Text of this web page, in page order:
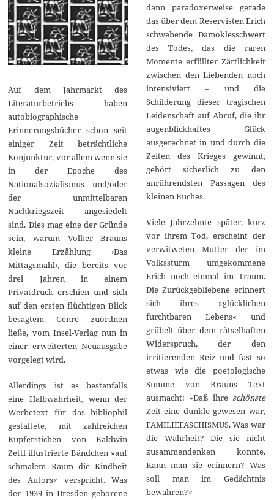
Auf dem Jahrmarkt des
Literaturbetriebs haben
autobiographische
Erinnerungsbücher schon seit
einiger Zeit beträchtliche
Konjunktur, vor allem wenn sie
in der Epoche des
Nationalsozialismus und/oder
der unmittelbaren
Nachkriegszeit angesiedelt
sind. Dies mag eine der Gründe
sein, warum Volker Brauns
kleine Erzählung ›Das
Mittagsmahl‹, die bereits vor
drei Jahren in einem
Privatdruck erschien und sich
auf den ersten flüchtigen Blick
besagtem Genre zuordnen
ließe, vom Insel-Verlag nun in
einer erweiterten Neuausgabe
vorgelegt wird.
Allerdings ist es bestenfalls
eine Halbwahrheit, wenn der
Werbetext für das bibliophil
gestaltete, mit zahlreichen
Kupferstichen von Baldwin
Zettl illustrierte Bändchen »auf
schmalem Raum die Kindheit
des Autors« verspricht. Was
der 1939 in Dresden geborene
dann paradoxerweise gerade
das über dem Reservisten Erich
schwebende Damoklesschwert
des Todes, das die raren
Momente erfüllter Zärtlichkeit
zwischen den Liebenden noch
intensiviert – und die
Schilderung dieser tragischen
Leidenschaft auf Abruf, die ihr
augenblickhaftes Glück
ausgerechnet in und durch die
Zeiten des Krieges gewinnt,
gehört sicherlich zu den
anrührendsten Passagen des
kleinen Buches.
Viele Jahrzehnte später, kurz
vor ihrem Tod, erscheint der
verwitweten Mutter der im
Volkssturm umgekommene
Erich noch einmal im Traum.
Die Zurückgebliebene erinnert
sich ihres »glücklichen
furchtbaren Lebens« und
grübelt über dem rätselhaften
Widerspruch, der den
irritierenden Reiz und fast so
etwas wie die poetologische
Summe von Brauns Text
ausmacht: »Daß ihre schönste
Zeit eine dunkle gewesen war,
FAMILIEFASCHISMUS. Was war
die Wahrheit? Die sie nicht
zusammendenken konnte.
Kann man sie erinnern? Was
soll man im Gedächtnis
bewahren?«